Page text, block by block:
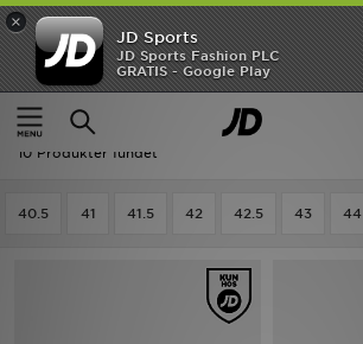
×
JD Sports
JD Sports Fashion PLC
GRATIS - Google Play
Hjem
Herrer Herresko Classic Trainers
Udsalg | Herrer - Classic Trainers
10 Produkter fundet
40.5 41 41.5 42 42.5 43 44
Hjem
Udsalg
Nyheder